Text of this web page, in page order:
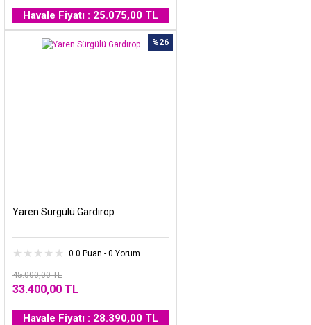
Havale Fiyatı : 25.075,00 TL
%26
Yaren Sürgülü Gardırop
0.0 Puan - 0 Yorum
45.000,00 TL
33.400,00 TL
Havale Fiyatı : 28.390,00 TL